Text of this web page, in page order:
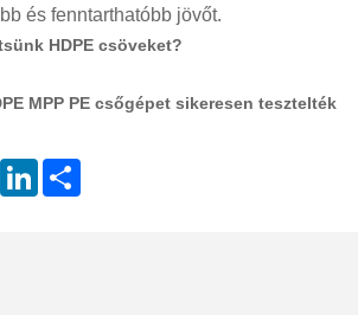
és fenntarthatóbb jövőt.
HDPE csöveket?
MPP PE csőgépet sikeresen tesztelték
PinterestLinkedIn